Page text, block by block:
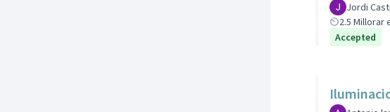
Jordi
2.5 Millorar
Accepted